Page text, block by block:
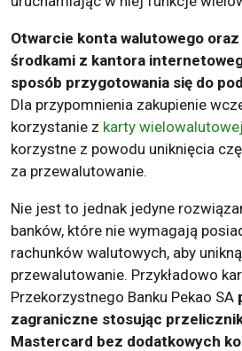
Otwarcie konta walutowego
środkami z kantora
sposób przygotowania się do
Dla przypomnienia zakupienie
korzystanie z karty wielowalutowej
korzystne z powodu uniknięcia
za przewalutowanie.
Nie jest to jednak jedyne
banków, które nie wymagają
rachunków walutowych, aby
przewalutowanie. Przykładowo
Przekorzystnego Banku Pekao SA
zagraniczne stosując
Mastercard bez dodatkowych